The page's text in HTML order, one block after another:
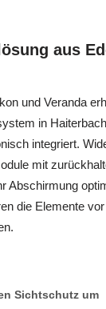
aus
und Veranda
in
integriert.
mit
Abschirmung
die Elemente
Sichtschutz um